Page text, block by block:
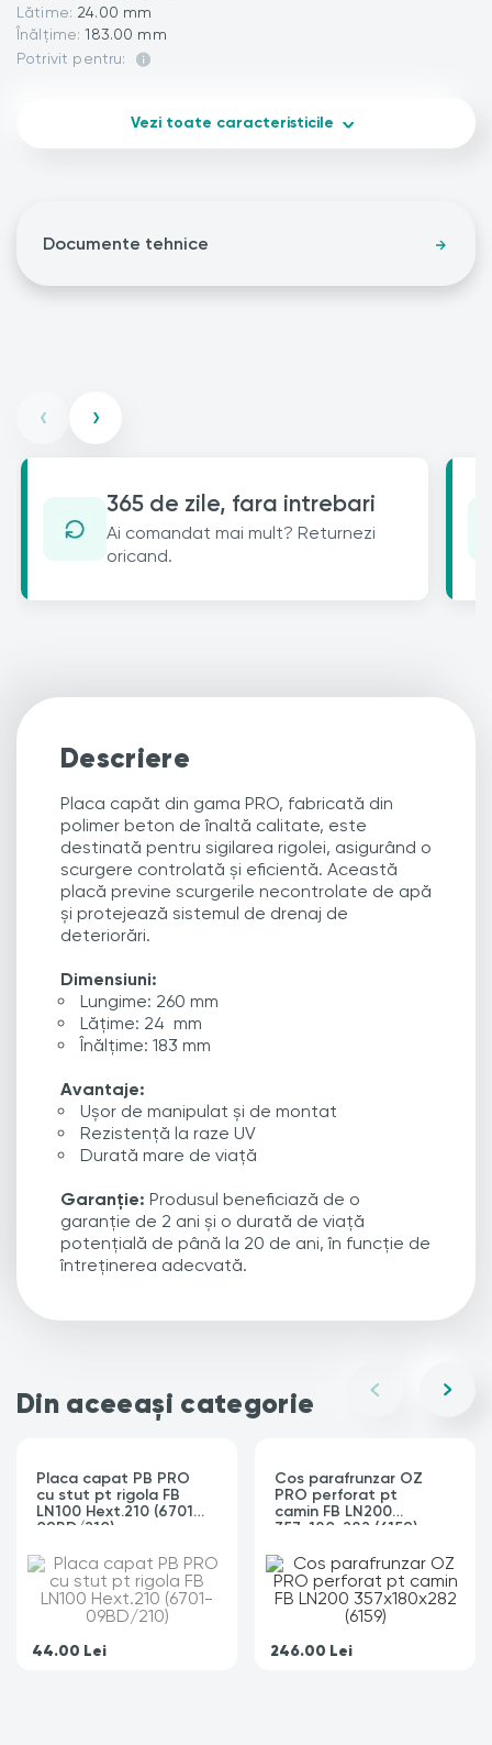
Lătime: 24.00 mm
Înălțime: 183.00 mm
Potrivit pentru:
Vezi toate caracteristicile
Documente tehnice
‹ ›
365 de zile, fara intrebari
Ai comandat mai mult? Returnezi
oricand.
Descriere
Placa capăt din gama PRO, fabricată din
polimer beton de înaltă calitate, este
destinată pentru sigilarea rigolei, asigurând o
scurgere controlată și eficientă. Această
placă previne scurgerile necontrolate de apă
și protejează sistemul de drenaj de
deteriorări.
Dimensiuni:
Lungime: 260 mm
Lățime: 24 mm
Înălțime: 183 mm
Avantaje:
Ușor de manipulat și de montat
Rezistență la raze UV
Durată mare de viață
Garanție: Produsul beneficiază de o
garanție de 2 ani și o durată de viață
potențială de până la 20 de ani, în funcție de
întreținerea adecvată.
Din aceeași categorie
Placa capat PB PRO
cu stut pt rigola FB
LN100 Hext.210 (6701-
09BD/210)
44.00 Lei
Cos parafrunzar OZ
PRO perforat pt
camin FB LN200
357x180x282 (6159)
246.00 Lei